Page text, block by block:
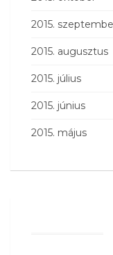
2015.
2015. augusztus
2015. július
2015. június
2015. május